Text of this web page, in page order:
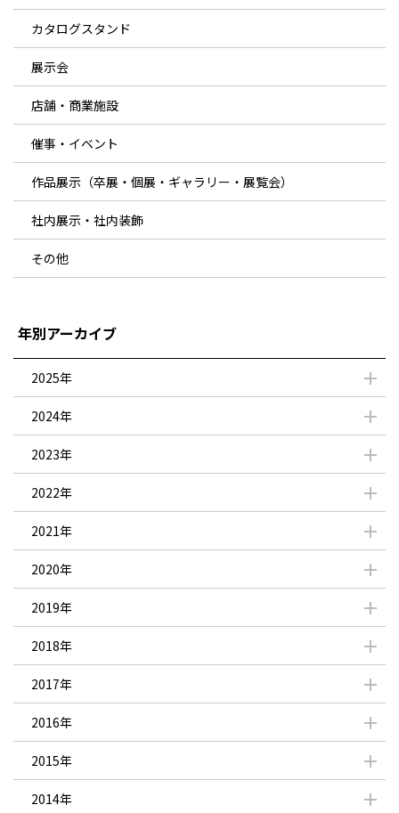
カタログスタンド
展示会
店舗・商業施設
催事・イベント
作品展示（卒展・個展・ギャラリー・展覧会）
社内展示・社内装飾
その他
年別アーカイブ
2025年
2024年
2023年
2022年
2021年
2020年
2019年
2018年
2017年
2016年
2015年
2014年